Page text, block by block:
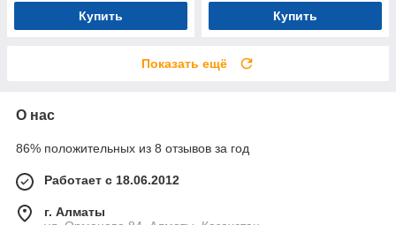
Купить Купить
Показать ещё
О нас
86% положительных из 8 отзывов за год
Работает с 18.06.2012
г. Алматы